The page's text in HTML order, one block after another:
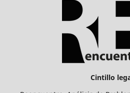
Cintillo